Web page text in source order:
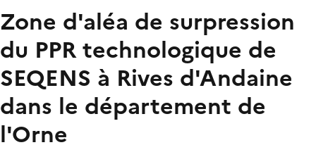
Zone d'aléa de surpression
du PPR technologique de
SEQENS à Rives d'Andaine
dans le département de
l'Orne